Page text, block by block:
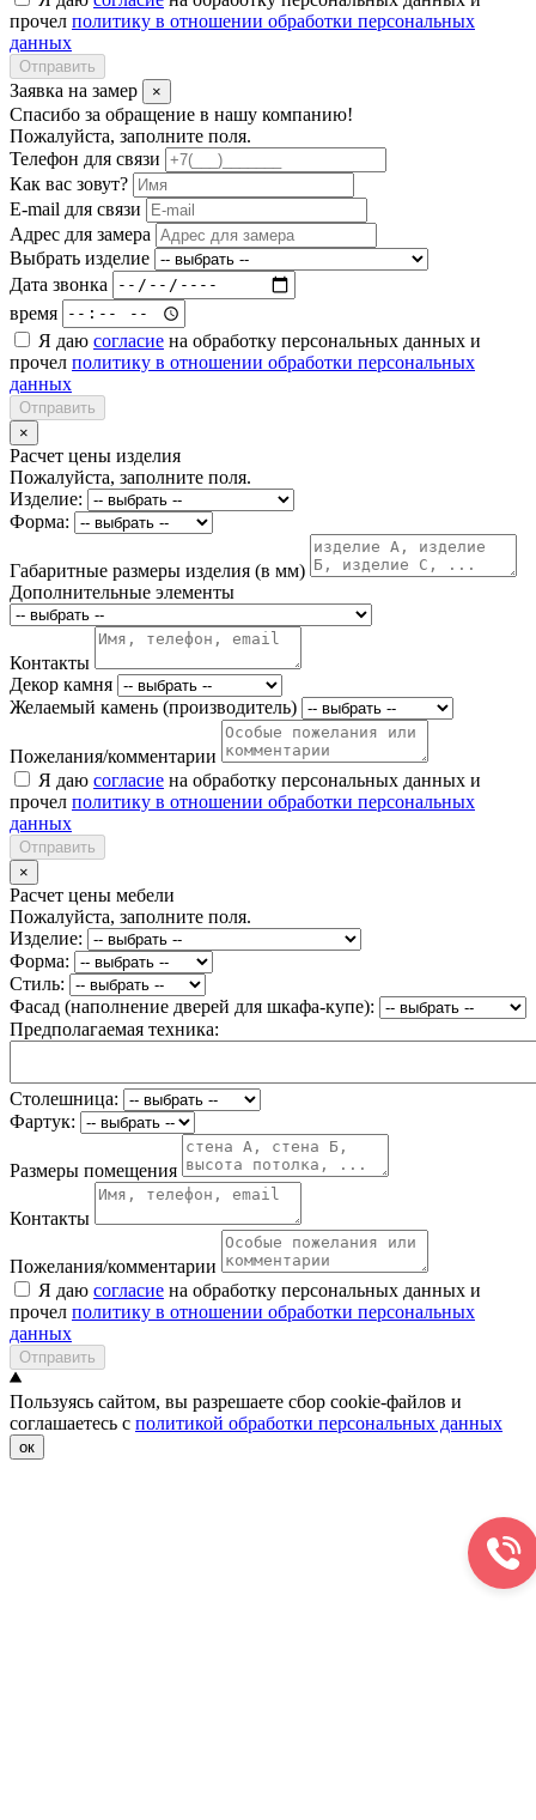
прочел политику в отношении обработки персональных
данных
Отправить
Заявка на замер ×
Спасибо за обращение в нашу компанию!
Пожалуйста, заполните поля.
Телефон для связи
Как вас зовут?
E-mail для связи
Адрес для замера
Выбрать изделие
Дата звонка
время
Я даю согласие на обработку персональных данных и
прочел политику в отношении обработки персональных
данных
Отправить
×
Расчет цены изделия
Пожалуйста, заполните поля.
Изделие:
Форма:
Габаритные размеры изделия (в мм)
Дополнительные элементы
Контакты
Декор камня
Желаемый камень (производитель)
Пожелания/комментарии
Я даю согласие на обработку персональных данных и
прочел политику в отношении обработки персональных
данных
Отправить
×
Расчет цены мебели
Пожалуйста, заполните поля.
Изделие:
Форма:
Стиль:
Фасад (наполнение дверей для шкафа-купе):
Предполагаемая техника:
Столешница:
Фартук:
Размеры помещения
Контакты
Пожелания/комментарии
Я даю согласие на обработку персональных данных и
прочел политику в отношении обработки персональных
данных
Отправить
Пользуясь сайтом, вы разрешаете сбор cookie-файлов и
соглашаетесь с политикой обработки персональных данных
ок